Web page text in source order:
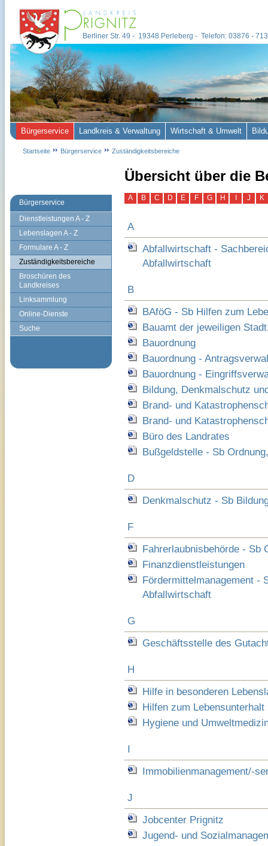
Bürgerservice
Dienstleistungen A - Z
Lebenslagen A - Z
Formulare A - Z
Zuständigkeitsbereiche
Broschüren des
Landkreises
Linksammlung
Online-Dienste
Suche
Übersicht über die
A B C D E F G H J K
A
Abfallwirtschaft -
Abfallwirtschaft
B
BAföG - Sb Hilfen zum
Bauamt der jeweiligen
Bauordnung
Bauordnung -
Bauordnung -
Bildung, Denkmalschutz
Brand- und
Brand- und
Büro des Landrates
Bußgeldstelle - Sb
D
Denkmalschutz - Sb
F
Fahrerlaubnisbehörde - Sb
Finanzdienstleistungen
Fördermittelmanagement -
Abfallwirtschaft
G
Geschäftsstelle des
H
Hilfe in besonderen
Hilfen zum Lebensunterhalt
Hygiene und
I
Immobilienmanagement/-
J
Jobcenter Prignitz
Jugend- und
Berliner Str. 49 - 19348 Perleberg - Telefon: 03876 -
Bürgerservice Landkreis & Verwaltung Wirtschaft & Umwelt
Startseite Bürgerservice Zuständigkeitsbereiche